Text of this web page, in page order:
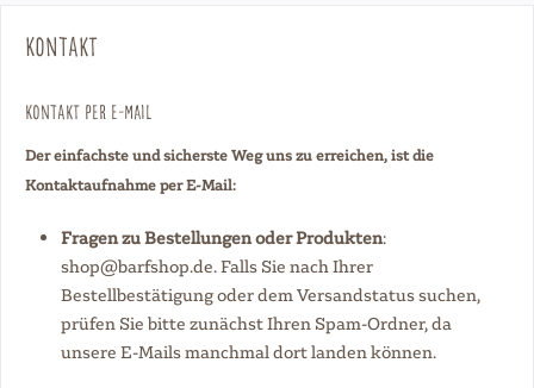
Kontakt
Kontakt per E-Mail
Der einfachste und sicherste Weg uns zu erreichen, ist die
Kontaktaufnahme per E-Mail:
Fragen zu Bestellungen oder Produkten:
shop@barfshop.de. Falls Sie nach Ihrer
Bestellbestätigung oder dem Versandstatus suchen,
prüfen Sie bitte zunächst Ihren Spam-Ordner, da
unsere E-Mails manchmal dort landen können.